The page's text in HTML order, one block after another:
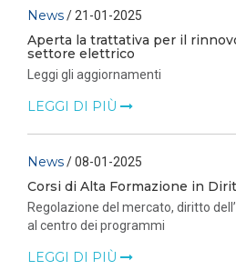
News/ 21-01-2025
Aperta la trattativa per il
settore elettrico
Leggi gli aggiornamenti
LEGGI DI PIÙ
News/ 08-01-2025
Corsi di Alta Formazione in
Regolazione del mercato, diritto
al centro dei programmi
LEGGI DI PIÙ